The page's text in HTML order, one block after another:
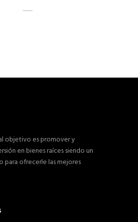
objetivo es promover y
en bienes raíces siendo un
para ofrecerle las mejores